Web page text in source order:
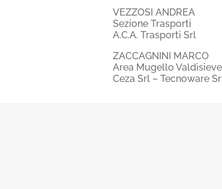
VEZZOSI ANDREA
Sezione Trasporti
A.C.A. Trasporti Srl
ZACCAGNINI MARCO
Area Mugello Valdisieve
Ceza Srl – Tecnoware